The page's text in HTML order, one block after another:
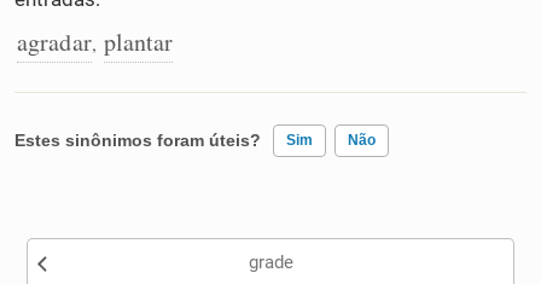
Conexões
agradar, plantar
Estes sinônimos foram úteis? Sim Não
Nenhum dos sinônimos apresentados me ajudou
grade